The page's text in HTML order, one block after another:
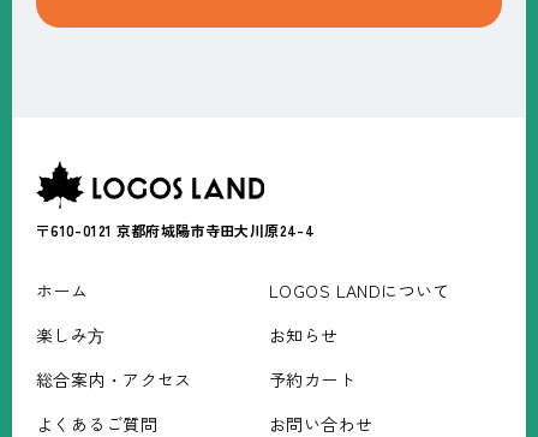
〒610-0121 京都府城陽市寺田大川原24-4
ホーム
LOGOS LANDについて
楽しみ⽅
お知らせ
総合案内・アクセス
予約カート
よくあるご質問
お問い合わせ